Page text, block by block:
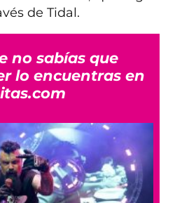
de Tidal.
no sabías que
lo encuentras en